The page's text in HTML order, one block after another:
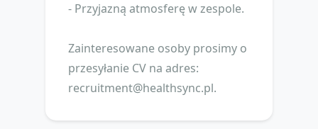
- Przyjazną atmosferę w zespole.
Zainteresowane osoby prosimy o
przesyłanie CV na adres:
recruitment@healthsync.pl.